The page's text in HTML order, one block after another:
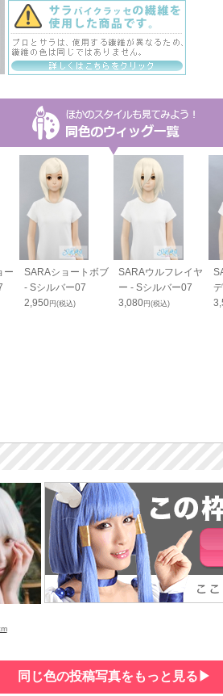
ー
SARAショートボブ
- Sシルバー07
2,950円(税込)
SARAウルフレイヤ
ー - Sシルバー07
3,080円(税込)